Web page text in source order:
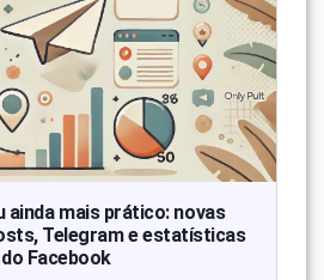
ainda mais prático: novas
Telegram e estatísticas
do Facebook